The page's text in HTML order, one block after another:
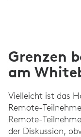
Grenzen
am
Vielleicht ist das
Remote-
Remote-
der Diskussion,